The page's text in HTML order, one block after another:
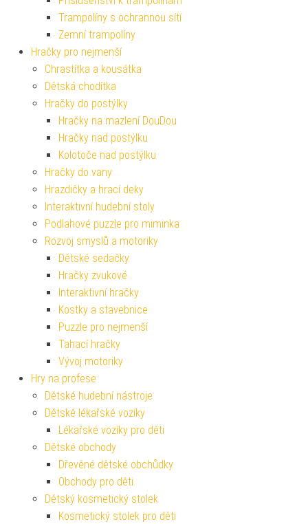
Trampolíny s ochrannou sítí
Zemní trampolíny
Hračky pro nejmenší
Chrastítka a kousátka
Dětská chodítka
Hračky do postýlky
Hračky na mazlení DouDou
Hračky nad postýlku
Kolotoče nad postýlku
Hračky do vany
Hrazdičky a hrací deky
Interaktivní hudební stoly
Podlahové puzzle pro miminka
Rozvoj smyslů a motoriky
Dětské sedačky
Hračky zvukové
Interaktivní hračky
Kostky a stavebnice
Puzzle pro nejmenší
Tahací hračky
Vývoj motoriky
Hry na profese
Dětské hudební nástroje
Dětské lékařské vozíky
Lékařské vozíky pro děti
Dětské obchody
Dřevěné dětské obchůdky
Obchody pro děti
Dětský kosmetický stolek
Kosmetický stolek pro děti